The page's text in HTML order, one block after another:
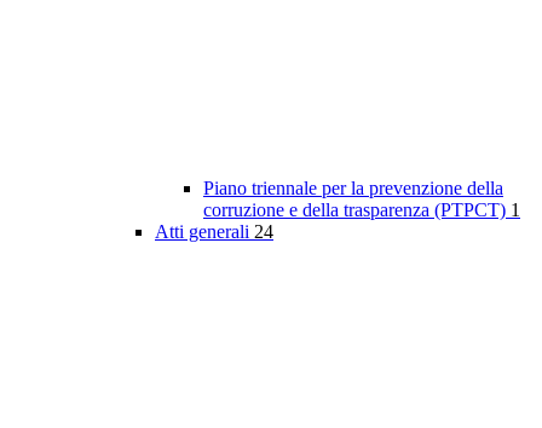
Piano triennale per la prevenzione della
corruzione e della trasparenza (PTPCT) 1
Atti generali 24